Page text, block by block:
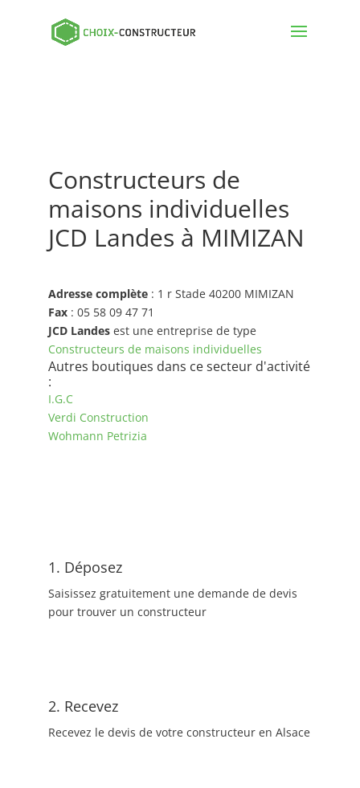
Constructeurs de
maisons individuelles
JCD Landes à MIMIZAN
Adresse complète: 1 r Stade 40200 MIMIZAN
Fax: 05 58 09 47 71
JCD Landesest une entreprise de type
Constructeurs de maisons individuelles
Autres boutiques dans ce secteur d'activité
:
I.G.C
Verdi Construction
Wohmann Petrizia
1. Déposez
Saisissez gratuitement une demande de devis
pour trouver un constructeur
2. Recevez
Recevez le devis de votre constructeur en Alsace